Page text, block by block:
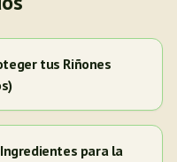
tus Riñones
para la